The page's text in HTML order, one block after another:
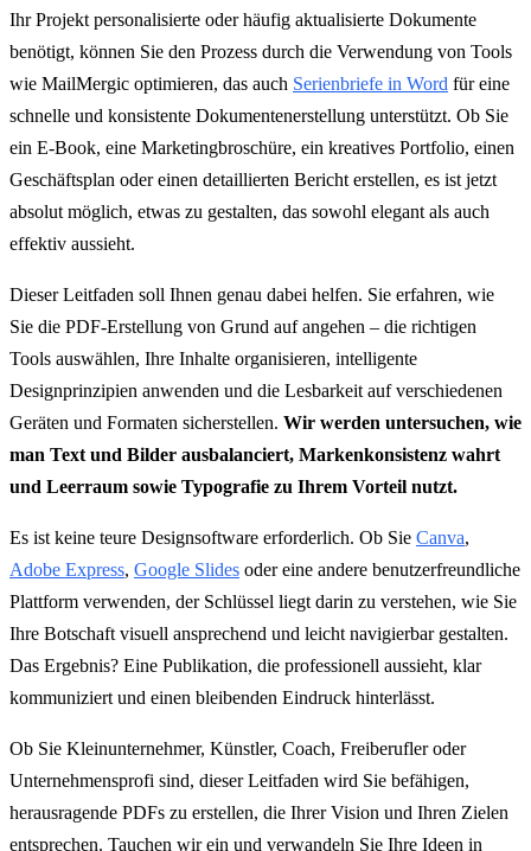
Ihr Projekt personalisierte oder häufig aktualisierte Dokumente
benötigt, können Sie den Prozess durch die Verwendung von Tools
wie MailMergic optimieren, das auch Serienbriefe in Word für eine
schnelle und konsistente Dokumentenerstellung unterstützt. Ob Sie
ein E-Book, eine Marketingbroschüre, ein kreatives Portfolio, einen
Geschäftsplan oder einen detaillierten Bericht erstellen, es ist jetzt
absolut möglich, etwas zu gestalten, das sowohl elegant als auch
effektiv aussieht.
Dieser Leitfaden soll Ihnen genau dabei helfen. Sie erfahren, wie
Sie die PDF-Erstellung von Grund auf angehen – die richtigen
Tools auswählen, Ihre Inhalte organisieren, intelligente
Designprinzipien anwenden und die Lesbarkeit auf verschiedenen
Geräten und Formaten sicherstellen. Wir werden untersuchen, wie
man Text und Bilder ausbalanciert, Markenkonsistenz wahrt
und Leerraum sowie Typografie zu Ihrem Vorteil nutzt.
Es ist keine teure Designsoftware erforderlich. Ob Sie Canva,
Adobe Express, Google Slides oder eine andere benutzerfreundliche
Plattform verwenden, der Schlüssel liegt darin zu verstehen, wie Sie
Ihre Botschaft visuell ansprechend und leicht navigierbar gestalten.
Das Ergebnis? Eine Publikation, die professionell aussieht, klar
kommuniziert und einen bleibenden Eindruck hinterlässt.
Ob Sie Kleinunternehmer, Künstler, Coach, Freiberufler oder
Unternehmensprofi sind, dieser Leitfaden wird Sie befähigen,
herausragende PDFs zu erstellen, die Ihrer Vision und Ihren Zielen
entsprechen. Tauchen wir ein und verwandeln Sie Ihre Ideen in